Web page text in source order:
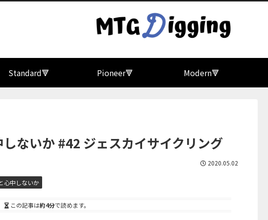
Standard🔻 Pioneer🔻 Modern🔻
ないか #42 ジェスカイサイクリング
2020.05.02
心中しないか
この記事は約4分で読めます。